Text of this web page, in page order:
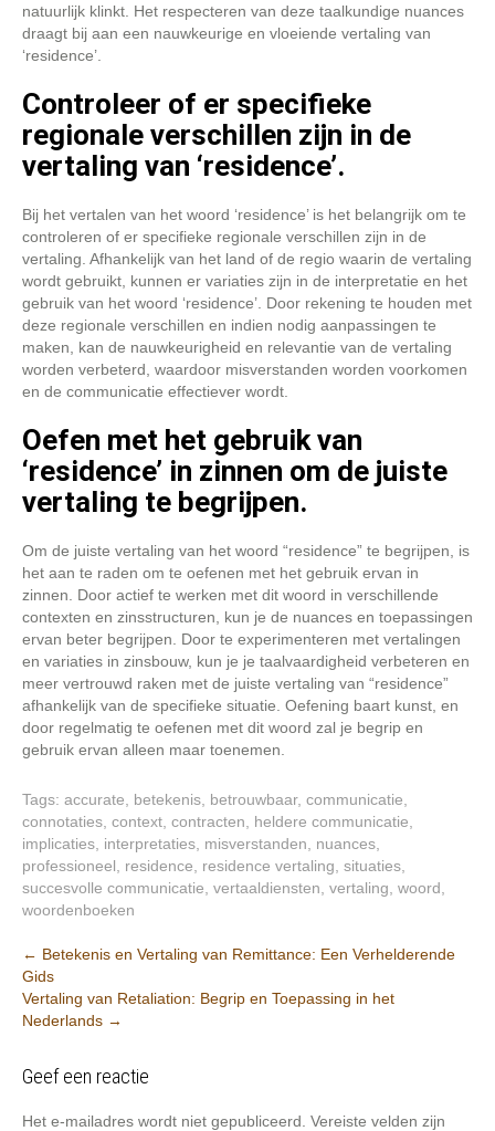
natuurlijk klinkt. Het respecteren van deze taalkundige nuances
draagt bij aan een nauwkeurige en vloeiende vertaling van
‘residence’.
Controleer of er specifieke
regionale verschillen zijn in de
vertaling van ‘residence’.
Bij het vertalen van het woord ‘residence’ is het belangrijk om te
controleren of er specifieke regionale verschillen zijn in de
vertaling. Afhankelijk van het land of de regio waarin de vertaling
wordt gebruikt, kunnen er variaties zijn in de interpretatie en het
gebruik van het woord ‘residence’. Door rekening te houden met
deze regionale verschillen en indien nodig aanpassingen te
maken, kan de nauwkeurigheid en relevantie van de vertaling
worden verbeterd, waardoor misverstanden worden voorkomen
en de communicatie effectiever wordt.
Oefen met het gebruik van
‘residence’ in zinnen om de juiste
vertaling te begrijpen.
Om de juiste vertaling van het woord “residence” te begrijpen, is
het aan te raden om te oefenen met het gebruik ervan in
zinnen. Door actief te werken met dit woord in verschillende
contexten en zinsstructuren, kun je de nuances en toepassingen
ervan beter begrijpen. Door te experimenteren met vertalingen
en variaties in zinsbouw, kun je je taalvaardigheid verbeteren en
meer vertrouwd raken met de juiste vertaling van “residence”
afhankelijk van de specifieke situatie. Oefening baart kunst, en
door regelmatig te oefenen met dit woord zal je begrip en
gebruik ervan alleen maar toenemen.
Tags: accurate betekenis betrouwbaar, communicatie
connotaties context contracten heldere communicatie
implicaties interpretaties misverstanden nuances
professioneel
residence residence vertaling situaties
succesvolle communicatie vertaaldiensten vertaling woord
woordenboeken
Berichtnavigatie
← Betekenis en Vertaling van Remittance: Een Verhelderende
Gids
Vertaling van Retaliation: Begrip en Toepassing in het
Nederlands →
Geef een reactie
Het e-mailadres wordt niet gepubliceerd. Vereiste velden zijn